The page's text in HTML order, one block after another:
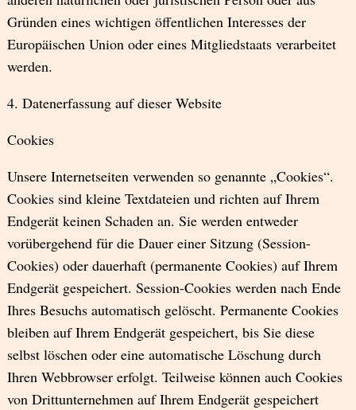
Gründen eines wichtigen öffentlichen Interesses der
Europäischen Union oder eines Mitgliedstaats verarbeitet
werden.
4. Datenerfassung auf dieser Website
Cookies
Unsere Internetseiten verwenden so genannte „Cookies“.
Cookies sind kleine Textdateien und richten auf Ihrem
Endgerät keinen Schaden an. Sie werden entweder
vorübergehend für die Dauer einer Sitzung (Session-
Cookies) oder dauerhaft (permanente Cookies) auf Ihrem
Endgerät gespeichert. Session-Cookies werden nach Ende
Ihres Besuchs automatisch gelöscht. Permanente Cookies
bleiben auf Ihrem Endgerät gespeichert, bis Sie diese
selbst löschen oder eine automatische Löschung durch
Ihren Webbrowser erfolgt. Teilweise können auch Cookies
von Drittunternehmen auf Ihrem Endgerät gespeichert